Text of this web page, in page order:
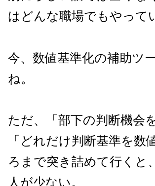
はどんな職場でもやって
今、数値基準化の補助ツ
ね。
ただ、「部下の判断機会
「どれだけ判断基準を
ろまで突き詰めて行くと
人が少ない。